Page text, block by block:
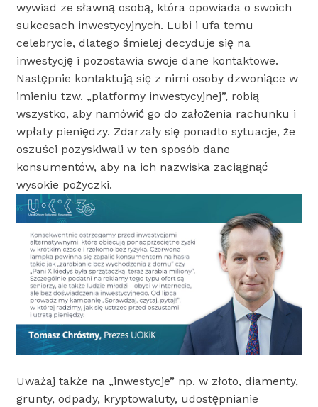
wywiad ze sławną osobą, która opowiada o swoich
sukcesach inwestycyjnych. Lubi i ufa temu
celebrycie, dlatego śmielej decyduje się na
inwestycję i pozostawia swoje dane kontaktowe.
Następnie kontaktują się z nimi osoby dzwoniące w
imieniu tzw. „platformy inwestycyjnej”, robią
wszystko, aby namówić go do założenia rachunku i
wpłaty pieniędzy. Zdarzały się ponadto sytuacje, że
oszuści pozyskiwali w ten sposób dane
konsumentów, aby na ich nazwiska zaciągnąć
wysokie pożyczki.
Uważaj także na „inwestycje” np. w złoto, diamenty,
grunty, odpady, kryptowaluty, udostępnianie